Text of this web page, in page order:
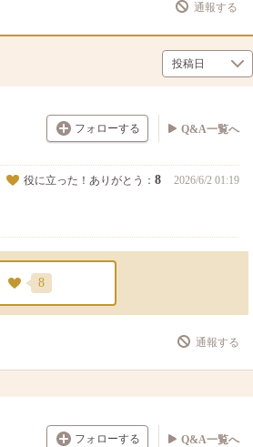
通報する
フォローする Q&A一覧へ
役に立った！ありがとう： 8 2026/6/2 01:19
8
通報する
フォローする Q&A一覧へ